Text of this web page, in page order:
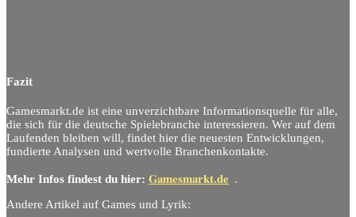
Fazit
Gamesmarkt.de ist eine unverzichtbare Informationsquelle für alle,
die sich für die deutsche Spielebranche interessieren. Wer auf dem
Laufenden bleiben will, findet hier die neuesten Entwicklungen,
fundierte Analysen und wertvolle Branchenkontakte.
Mehr Infos findest du hier: Gamesmarkt.de .
Andere Artikel auf Games und Lyrik: